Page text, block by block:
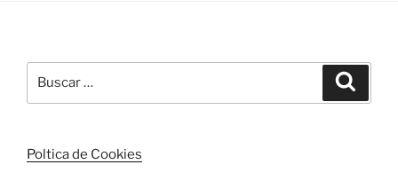
por:
Poltica de Cookies